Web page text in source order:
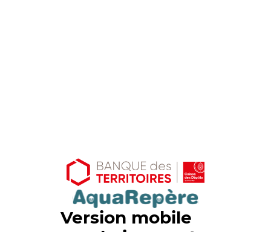
Version mobile